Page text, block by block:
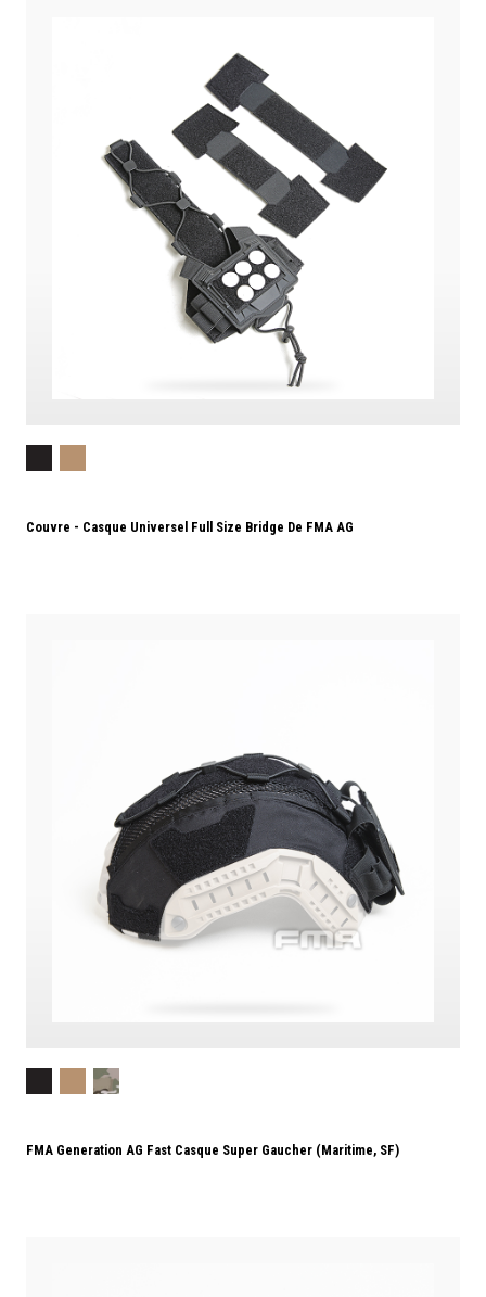
Couvre - Casque Universel Full Size Bridge De FMA AG
FMA Generation AG Fast Casque Super Gaucher (maritime, SF)